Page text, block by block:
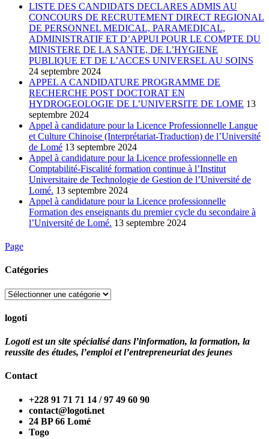
LISTE DES CANDIDATS DECLARES ADMIS AU
CONCOURS DE RECRUTEMENT DIRECT REGIONAL
DE PERSONNEL MEDICAL, PARAMEDICAL,
ADMINISTRATIF ET D’APPUI POUR LE COMPTE DU
MINISTERE DE LA SANTE, DE L’HYGIENE
PUBLIQUE ET DE L’ACCES UNIVERSEL AU SOINS
24 septembre 2024
APPEL A CANDIDATURE PROGRAMME DE
RECHERCHE POST DOCTORAT EN
HYDROGEOLOGIE DE L’UNIVERSITE DE LOME 13
septembre 2024
Appel à candidature pour la Licence Professionnelle Langue
et Culture Chinoise (Interprétariat-Traduction) de l’Université
de Lomé 13 septembre 2024
Appel à candidature pour la Licence professionnelle en
Comptabilité-Fiscalité formation continue à l’Institut
Universitaire de Technologie de Gestion de l’Université de
Lomé. 13 septembre 2024
Appel à candidature pour la Licence professionnelle
Formation des enseignants du premier cycle du secondaire à
l’Université de Lomé. 13 septembre 2024
Page
Catégories
Catégories
logoti
Logoti est un site spécialisé dans l’information, la formation, la
reussite des études, l’emploi et l’entrepreneuriat des jeunes
Contact
+228 91 71 71 14 / 97 49 60 90
contact@logoti.net
24 BP 66 Lomé
Togo